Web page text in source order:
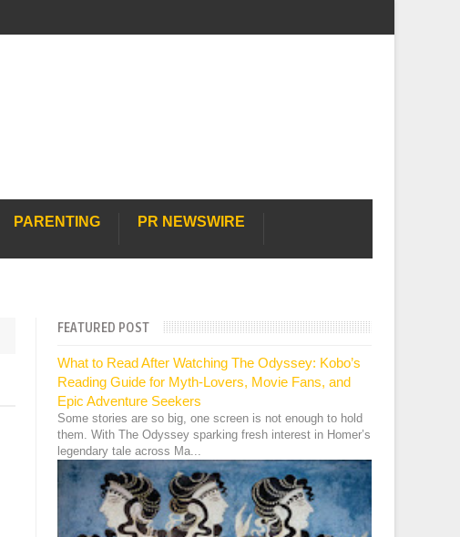
PARENTING PR NEWSWIRE
FEATURED POST
What to Read After Watching The Odyssey: Kobo’s
Reading Guide for Myth-Lovers, Movie Fans, and
Epic Adventure Seekers
Some stories are so big, one screen is not enough to hold
them. With The Odyssey sparking fresh interest in Homer’s
legendary tale across Ma...